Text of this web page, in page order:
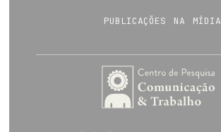
publicações na mídia